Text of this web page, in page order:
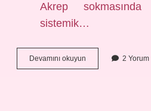
Akrep
sistemik…
Devamını okuyun
Isırdığı
2 Yorum